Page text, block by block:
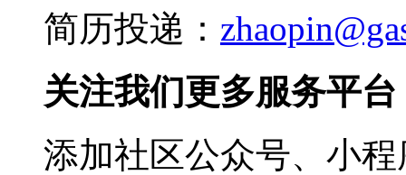
简历投递：
关注我们更多服务平台
添加社区公众号、小